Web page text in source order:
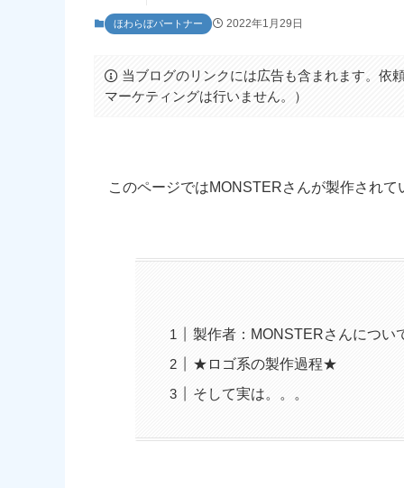
ほわらぼパートナー 2022年1月29日
当ブログのリンクには広告も含まれます。依
マーケティングは行いません。）
このページではMONSTERさんが製作され
製作者：MONSTERさんについ
★ロゴ系の製作過程★
そして実は。。。